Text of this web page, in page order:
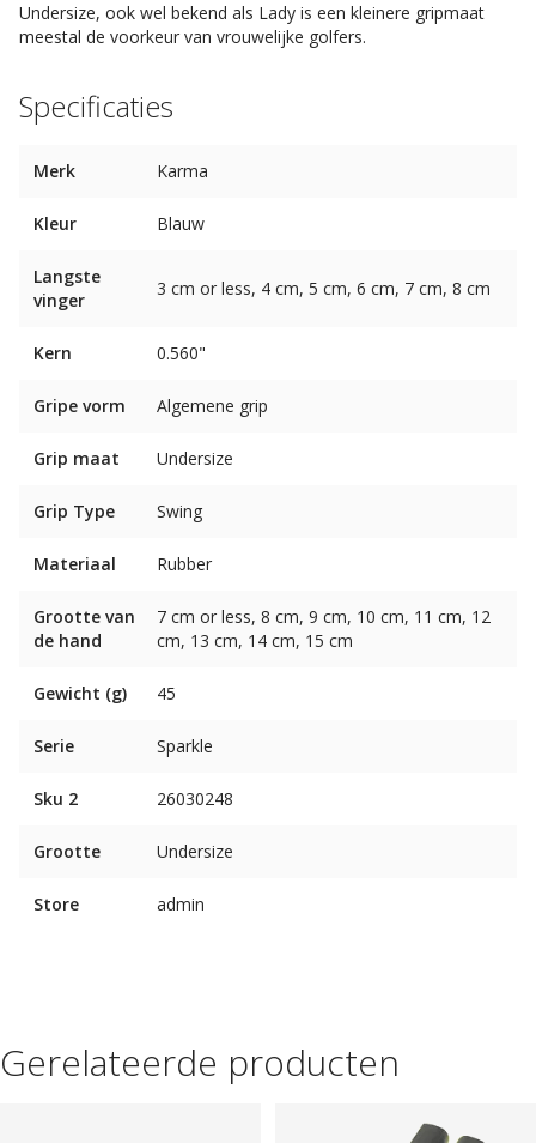
Undersize, ook wel bekend als Lady is een kleinere gripmaat
meestal de voorkeur van vrouwelijke golfers.
Specificaties
Merk Karma
Kleur Blauw
Langste
vinger
3 cm or less, 4 cm, 5 cm, 6 cm, 7 cm, 8 cm
Kern 0.560"
Gripe vorm Algemene grip
Grip maat Undersize
Grip Type Swing
Materiaal Rubber
Grootte van
de hand
7 cm or less, 8 cm, 9 cm, 10 cm, 11 cm, 12
cm, 13 cm, 14 cm, 15 cm
Gewicht (g) 45
Serie Sparkle
Sku 2 26030248
Grootte Undersize
Store admin
Gerelateerde producten